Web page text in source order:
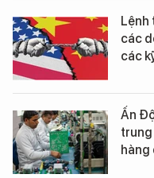
Lệnh
các
các
Ấn
trung
hàng